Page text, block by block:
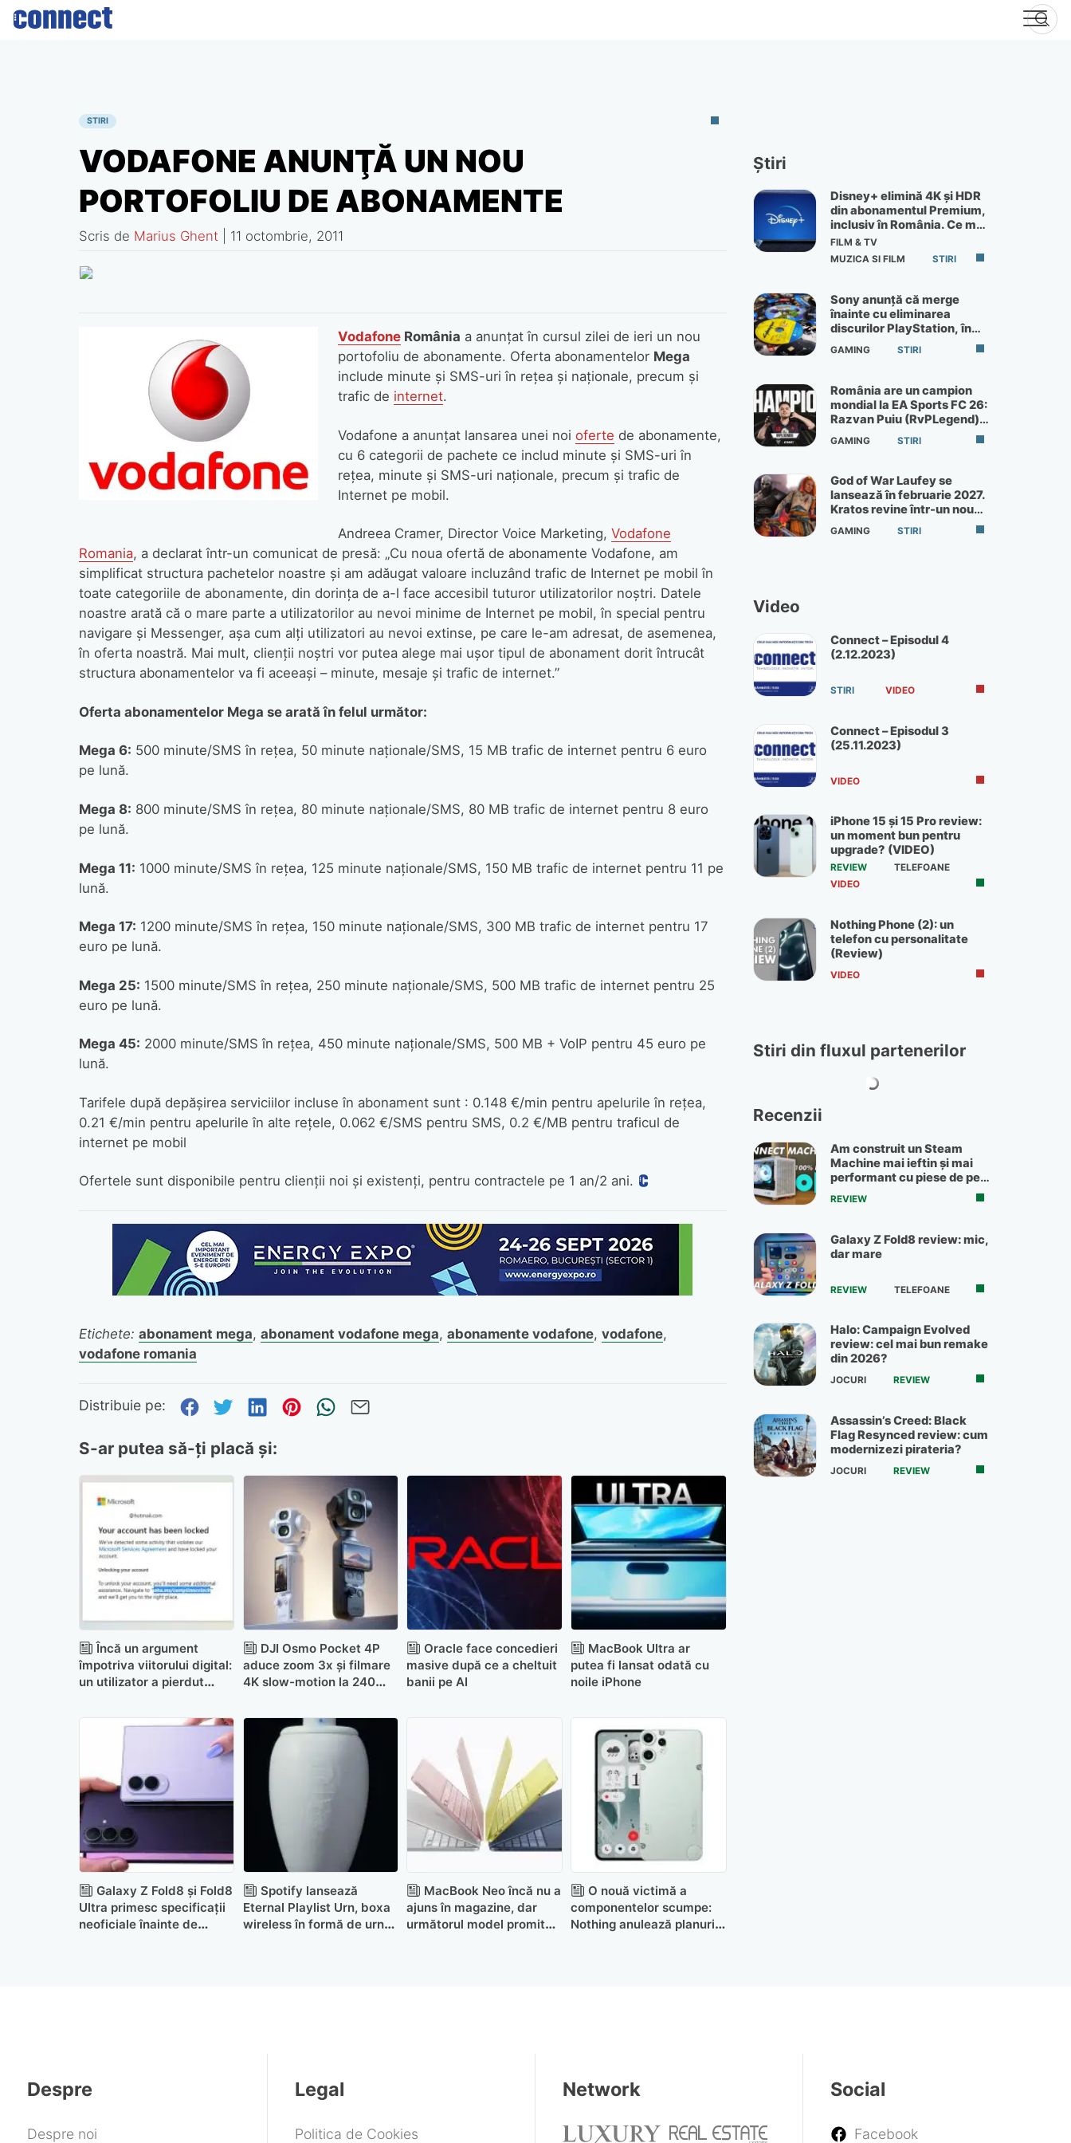
Skip
STIRI
VODAFONE ANUNŢĂ UN NOU
PORTOFOLIU DE ABONAMENTE
Scris de Marius Ghent 11 octombrie, 2011
VodafoneRomânia a anunţat în cursul zilei de ieri un nou
portofoliu de abonamente. Oferta abonamentelor Mega
include minute şi SMS-uri în reţea şi naţionale, precum şi
trafic de internet.
Vodafone a anunţat lansarea unei noi oferte de abonamente,
cu 6 categorii de pachete ce includ minute şi SMS-uri în
reţea, minute şi SMS-uri naţionale, precum şi trafic de
Internet pe mobil.
Andreea Cramer, Director Voice Marketing, Vodafone
Romania, a declarat într-un comunicat de presă: „Cu noua ofertă de abonamente Vodafone, am
simplificat structura pachetelor noastre şi am adăugat valoare incluzând trafic de Internet pe mobil în
toate categoriile de abonamente, din dorinţa de a-l face accesibil tuturor utilizatorilor noştri. Datele
noastre arată că o mare parte a utilizatorilor au nevoi minime de Internet pe mobil, în special pentru
navigare şi Messenger, aşa cum alţi utilizatori au nevoi extinse, pe care le-am adresat, de asemenea,
în oferta noastră. Mai mult, clienţii noştri vor putea alege mai uşor tipul de abonament dorit întrucât
structura abonamentelor va fi aceeaşi – minute, mesaje şi trafic de internet.”
Oferta abonamentelor Mega se arată în felul următor:
Mega 6: 500 minute/SMS în reţea, 50 minute naţionale/SMS, 15 MB trafic de internet pentru 6 euro
pe lună.
Mega 8: 800 minute/SMS în reţea, 80 minute naţionale/SMS, 80 MB trafic de internet pentru 8 euro
pe lună.
Mega 11: 1000 minute/SMS în reţea, 125 minute naţionale/SMS, 150 MB trafic de internet pentru 11 pe
lună.
Mega 17: 1200 minute/SMS în reţea, 150 minute naţionale/SMS, 300 MB trafic de internet pentru 17
euro pe lună.
Mega 25: 1500 minute/SMS în reţea, 250 minute naţionale/SMS, 500 MB trafic de internet pentru 25
euro pe lună.
Mega 45: 2000 minute/SMS în reţea, 450 minute naţionale/SMS, 500 MB + VoIP pentru 45 euro pe
lună.
Tarifele după depăşirea serviciilor incluse în abonament sunt : 0.148 €/min pentru apelurile în reţea,
0.21 €/min pentru apelurile în alte reţele, 0.062 €/SMS pentru SMS, 0.2 €/MB pentru traficul de
internet pe mobil
Ofertele sunt disponibile pentru clienţii noi şi existenţi, pentru contractele pe 1 an/2 ani.
Etichete: abonament mega, abonament vodafone mega, abonamente vodafone, vodafone,
vodafone romania
Distribuie pe: Distribuie pe Facebook
Distribuie pe Twitter
Distribuie pe LinkedIn
Distribuie pe Pinterest
Trimite prin whatsapp
S-ar putea să-ți placă și:
Încă un argument
împotriva viitorului digital:
un utilizator a pierdut
date și jocuri după ce
Microsoft i-a suspendat
DJI Osmo Pocket 4P
aduce zoom 3x și filmare
4K slow-motion la 240
China
Oracle face concedieri
masive după ce a cheltuit
banii pe AI
MacBook Ultra ar
putea fi lansat odată cu
noile iPhone
Galaxy Z Fold8 și Fold8
Ultra primesc specificații
neoficiale înainte de
Spotify lansează
Eternal Playlist Urn, boxa
wireless în formă de urnă
MacBook Neo încă nu a
ajuns în magazine, dar
următorul model promite
O nouă victimă a
componentelor scumpe:
Nothing anulează planurile
Știri
Disney+ elimină 4K și HDR
din abonamentul Premium,
inclusiv în România. Ce mai
primești de 60 lei pe lună
FILM & TV
MUZICA SI FILM
STIRI
Sony anunță că merge
înainte cu eliminarea
discurilor PlayStation, în
ciuda protestelor
GAMING STIRI
România are un campion
mondial la EA Sports FC 26:
Razvan Puiu (RvPLegend)
câștigă turneul de la Paris
GAMING STIRI
God of War Laufey se
lansează în februarie 2027.
Kratos revine într-un nou
God of War
GAMING STIRI
Video
Connect – Episodul 4
(2.12.2023)
STIRI VIDEO
Connect – Episodul 3
(25.11.2023)
VIDEO
iPhone 15 și 15 Pro review:
un moment bun pentru
upgrade? (VIDEO)
REVIEW
TELEFOANE
VIDEO
Nothing Phone (2): un
telefon cu personalitate
(Review)
VIDEO
Stiri din fluxul partenerilor
Recenzii
Am construit un Steam
Machine mai ieftin și mai
performant cu piese de pe
OLX
REVIEW
Galaxy Z Fold8 review: mic,
dar mare
REVIEW TELEFOANE
Halo: Campaign Evolved
review: cel mai bun remake
din 2026?
JOCURI REVIEW
Assassin’s Creed: Black
Flag Resynced review: cum
modernizezi pirateria?
JOCURI REVIEW
Despre
Despre noi
Legal
Politica de Cookies
Network Social
Facebook